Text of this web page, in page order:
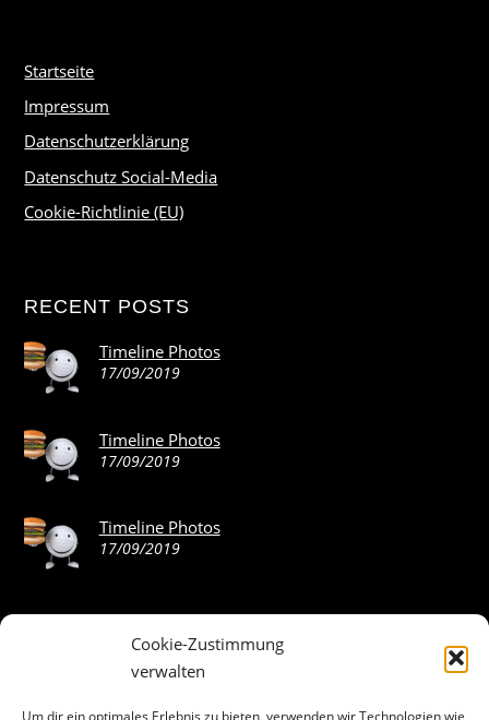
Cookie-Zustimmung
verwalten
Um dir ein optimales Erlebnis zu bieten, verwenden wir Technologien wie
Startseite
Impressum
Datenschutzerklärung
Datenschutz Social-Media
Cookie-Richtlinie (EU)
RECENT POSTS
Timeline Photos
17/09/2019
Timeline Photos
17/09/2019
Timeline Photos
17/09/2019
ABOUT THE LANDING THEME…
The Landing theme is a one-page design WordPress theme